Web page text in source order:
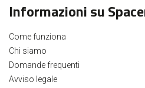
Informazioni su
Come funziona
Chi siamo
Domande frequenti
Avviso legale